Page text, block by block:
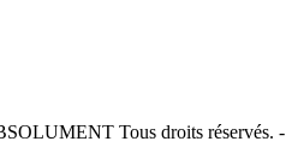
Tous droits réservés. -